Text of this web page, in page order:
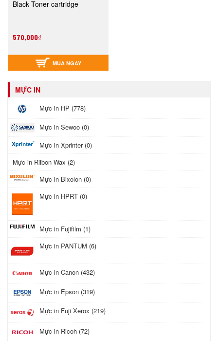
Black Toner cartridge
570,000₫
MUA NGAY
MỰC IN
Mực in HP (778)
Mực in Sewoo (0)
Mực in Xprinter (0)
Mực in Riibon Wax (2)
Mực in Bixolon (0)
Mực in HPRT (0)
Mực in Fujifilm (1)
Mực in PANTUM (6)
Mực in Canon (432)
Mực in Epson (319)
Mực in Fuji Xerox (219)
Mực in Ricoh (72)